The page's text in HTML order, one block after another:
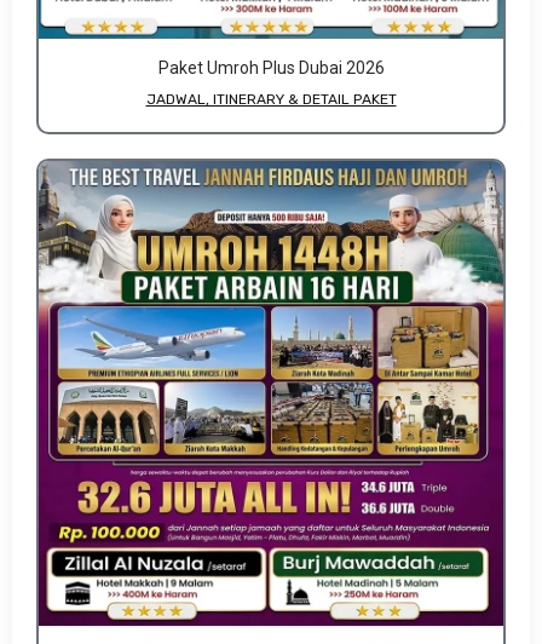
Paket Umroh Plus Dubai 2026
JADWAL, ITINERARY & DETAIL PAKET